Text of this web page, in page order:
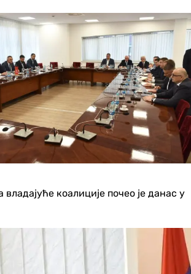
коалиције почео је данас у